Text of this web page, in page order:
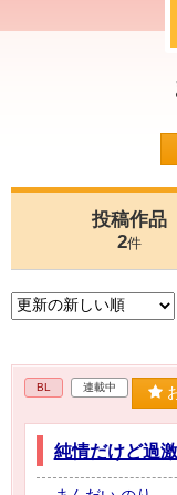
投稿作品
2件
BL 連載中
純情だけど過